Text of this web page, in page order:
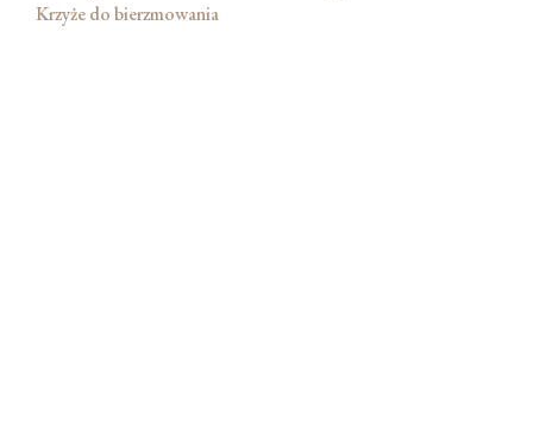
Krzyże do bierzmowania